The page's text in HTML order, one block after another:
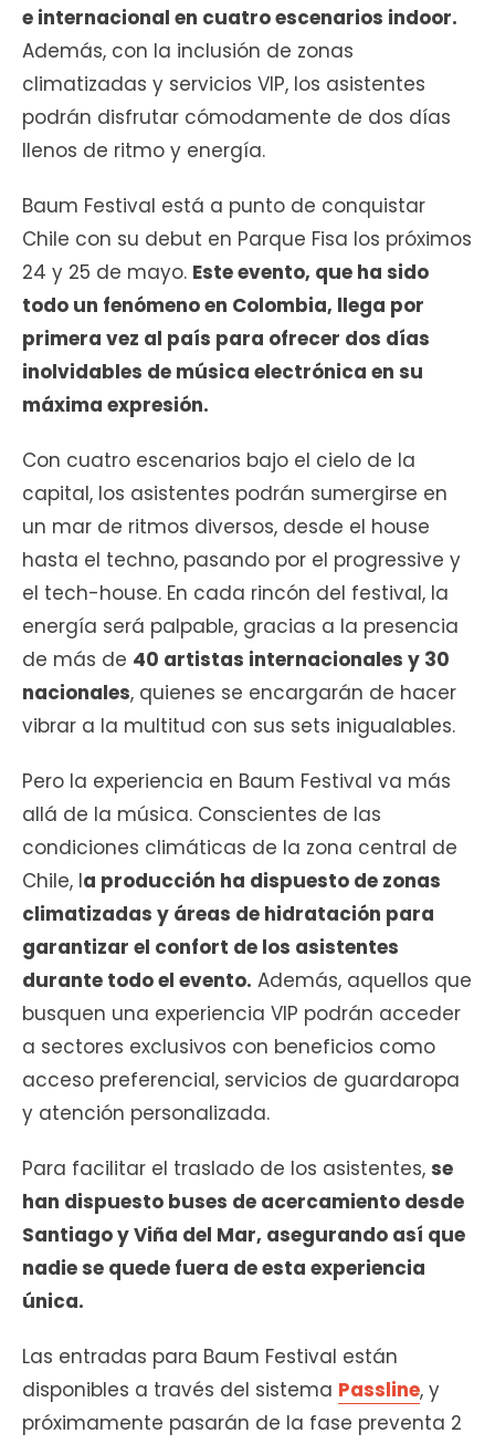
e internacional en cuatro escenarios indoor.
Además, con la inclusión de zonas
climatizadas y servicios VIP, los asistentes
podrán disfrutar cómodamente de dos días
llenos de ritmo y energía.
Baum Festival está a punto de conquistar
Chile con su debut en Parque Fisa los próximos
24 y 25 de mayo. Este evento, que ha sido
todo un fenómeno en Colombia, llega por
primera vez al país para ofrecer dos días
inolvidables de música electrónica en su
máxima expresión.
Con cuatro escenarios bajo el cielo de la
capital, los asistentes podrán sumergirse en
un mar de ritmos diversos, desde el house
hasta el techno, pasando por el progressive y
el tech-house. En cada rincón del festival, la
energía será palpable, gracias a la presencia
de más de 40 artistas internacionales y 30
nacionales, quienes se encargarán de hacer
vibrar a la multitud con sus sets inigualables.
Pero la experiencia en Baum Festival va más
allá de la música. Conscientes de las
condiciones climáticas de la zona central de
Chile, la producción ha dispuesto de zonas
climatizadas y áreas de hidratación para
garantizar el confort de los asistentes
durante todo el evento. Además, aquellos que
busquen una experiencia VIP podrán acceder
a sectores exclusivos con beneficios como
acceso preferencial, servicios de guardaropa
y atención personalizada.
Para facilitar el traslado de los asistentes, se
han dispuesto buses de acercamiento desde
Santiago y Viña del Mar, asegurando así que
nadie se quede fuera de esta experiencia
única.
Las entradas para Baum Festival están
disponibles a través del sistema Passline, y
próximamente pasarán de la fase preventa 2